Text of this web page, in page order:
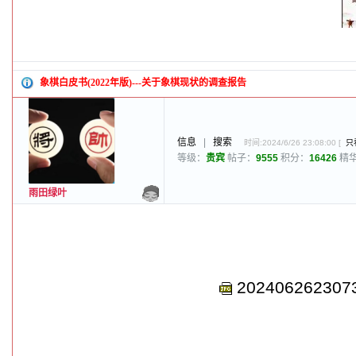
象棋白皮书(2022年版)---关于象棋现状的调查报告
雨田绿叶
信息 搜索 时间:2024/6/26 23:08:00 [ 只
等级： 贵宾 帖子： 9555 积分： 16426 精